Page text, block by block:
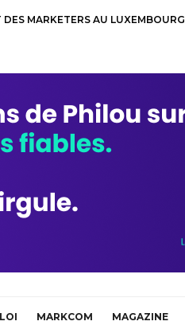
DES MARKETERS AU LUXEMBOURG
MARKCOM MAGAZINE